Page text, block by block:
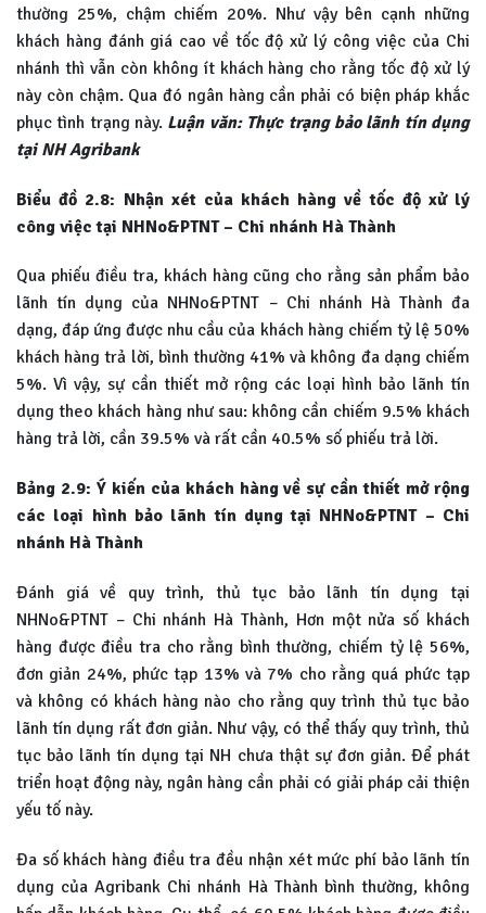
thường 25%, chậm chiếm 20%. Như vậy bên cạnh những
khách hàng đánh giá cao về tốc độ xử lý công việc của Chi
nhánh thì vẫn còn không ít khách hàng cho rằng tốc độ xử lý
này còn chậm. Qua đó ngân hàng cần phải có biện pháp khắc
phục tình trạng này. Luận văn: Thực trạng bảo lãnh tín dụng
tại NH Agribank
Biểu đồ 2.8: Nhận xét của khách hàng về tốc độ xử lý
công việc tại NHNo&PTNT – Chi nhánh Hà Thành
Qua phiếu điều tra, khách hàng cũng cho rằng sản phẩm bảo
lãnh tín dụng của NHNo&PTNT – Chi nhánh Hà Thành đa
dạng, đáp ứng được nhu cầu của khách hàng chiếm tỷ lệ 50%
khách hàng trả lời, bình thường 41% và không đa dạng chiếm
5%. Vì vậy, sự cần thiết mở rộng các loại hình bảo lãnh tín
dụng theo khách hàng như sau: không cần chiếm 9.5% khách
hàng trả lời, cần 39.5% và rất cần 40.5% số phiếu trả lời.
Bảng 2.9: Ý kiến của khách hàng về sự cần thiết mở rộng
các loại hình bảo lãnh tín dụng tại NHNo&PTNT – Chi
nhánh Hà Thành
Đánh giá về quy trình, thủ tục bảo lãnh tín dụng tại
NHNo&PTNT – Chi nhánh Hà Thành, Hơn một nửa số khách
hàng được điều tra cho rằng bình thường, chiếm tỷ lệ 56%,
đơn giản 24%, phức tạp 13% và 7% cho rằng quá phức tạp
và không có khách hàng nào cho rằng quy trình thủ tục bảo
lãnh tín dụng rất đơn giản. Như vậy, có thể thấy quy trình, thủ
tục bảo lãnh tín dụng tại NH chưa thật sự đơn giản. Để phát
triển hoạt động này, ngân hàng cần phải có giải pháp cải thiện
yếu tố này.
Đa số khách hàng điều tra đều nhận xét mức phí bảo lãnh tín
dụng của Agribank Chi nhánh Hà Thành bình thường, không